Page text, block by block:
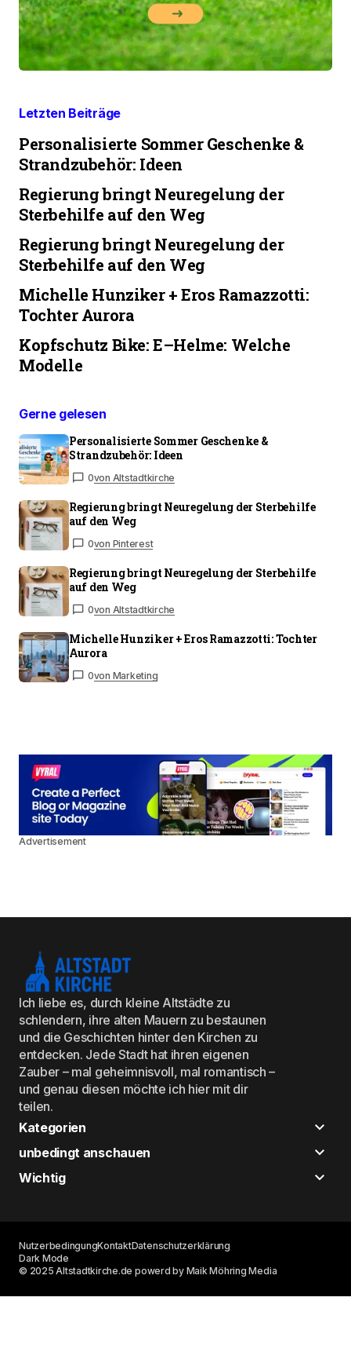
Letzten Beiträge
Personalisierte Sommer Geschenke &
Strandzubehör: Ideen
Regierung bringt Neuregelung der
Sterbehilfe auf den Weg
Regierung bringt Neuregelung der
Sterbehilfe auf den Weg
Michelle Hunziker + Eros Ramazzotti:
Tochter Aurora
Kopfschutz Bike: E–Helme: Welche
Modelle
Gerne gelesen
Personalisierte Sommer Geschenke &
Strandzubehör: Ideen
0von Altstadtkirche
Regierung bringt Neuregelung der Sterbehilfe
auf den Weg
0von Pinterest
Regierung bringt Neuregelung der Sterbehilfe
auf den Weg
0von Altstadtkirche
Michelle Hunziker + Eros Ramazzotti: Tochter
Aurora
0von Marketing
Advertisement
Ich liebe es, durch kleine Altstädte zu
schlendern, ihre alten Mauern zu bestaunen
und die Geschichten hinter den Kirchen zu
entdecken. Jede Stadt hat ihren eigenen
Zauber – mal geheimnisvoll, mal romantisch –
und genau diesen möchte ich hier mit dir
teilen.
Kategorien
unbedingt anschauen
Wichtig
© 2025 Altstadtkirche.de powerd by Maik Möhring Media
NutzerbedingungKontaktDatenschutzerklärung
Dark Mode